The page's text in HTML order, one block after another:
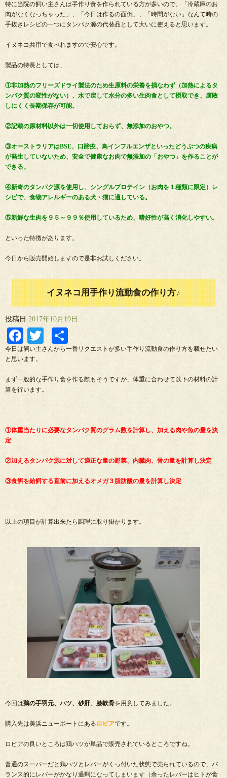
特に当院の飼い主さんは手作り食を作られている方が多いので、「冷蔵庫のお
肉がなくなっちゃった」、「今日は作るの面倒」、「時間がない」なんて時の
手抜きレシピの一つにタンパク源の代替品として大いに使えると思います。
イヌネコ共用で食べれますので安心です。
製品の特長としては、
①非加熱のフリーズドライ製法のため生原料の栄養を損なわず（加熱によるタ
ンパク質の変性がない）、水で戻して水分の多い生肉食として摂取でき、腐敗
しにくく長期保存が可能。
②記載の原材料以外は一切使用しておらず、無添加のおやつ。
③オーストラリアはBSE、口蹄疫、鳥インフルエンザといったどうぶつの疾病
が発生していないため、安全で健康なお肉で無添加の「おやつ」を作ることが
できる。
④新奇のタンパク源を使用し、シングルプロテイン（お肉を１種類に限定）レ
シピで、食物アレルギーのある犬・猫に適している。
⑤新鮮な生肉を９５～９９％使用しているため、嗜好性が高く消化しやすい。
といった特徴があります。
今日から販売開始しますので是非お試しください。
イヌネコ用手作り流動食の作り方♪
投稿日 2017年10月19日
Facebook
Twitter
有
今日は飼い主さんから一番リクエストが多い手作り流動食の作り方を載せたい
と思います。
まず一般的な手作り食を作る際もそうですが、体重に合わせて以下の材料の計
算を行います。
①体重当たりに必要なタンパク質のグラム数を計算し、加える肉や魚の量を決
定
②加えるタンパク源に対して適正な量の野菜、内臓肉、骨の量を計算し決定
③食餌を給餌する直前に加えるオメガ３脂肪酸の量を計算し決定
以上の項目が計算出来たら調理に取り掛かります。
今回は鶏の手羽元、ハツ、砂肝、膝軟骨を用意してみました。
購入先は美浜ニューポートにある ロピアです。
ロピアの良いところは鶏ハツが単品で販売されているところですね。
普通のスーパーだと鶏ハツとレバーがくっ付いた状態で売られているので、バ
ランス的にレバーがかなり過剰になってしまいます（余ったレバーはヒトが食